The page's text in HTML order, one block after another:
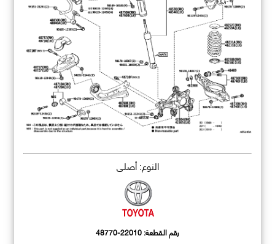
النوع: أصلي
رقم القطعة:48770-22010